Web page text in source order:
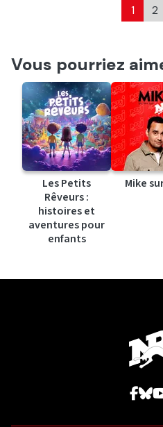
1 2
Vous pourriez
Les Petits
Rêveurs :
histoires et
aventures pour
enfants
Mike